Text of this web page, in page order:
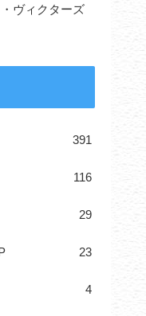
ヴィクターズ
391
116
29
23
4